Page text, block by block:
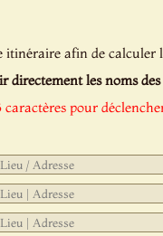
itinéraire afin de
directement les noms
pour